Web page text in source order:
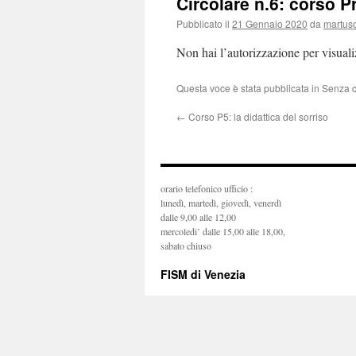
Pubblicato il 21 Gennaio 2020 da
Non hai l’autorizzazione per
Questa voce è stata pubblicata in Senza
← Corso P5: la didattica del sorriso
orario telefonico ufficio :
lunedì, martedì, giovedì, venerdì
dalle 9,00 alle 12,00
mercoledi’ dalle 15,00 alle 18,00,
sabato chiuso
FISM di Venezia